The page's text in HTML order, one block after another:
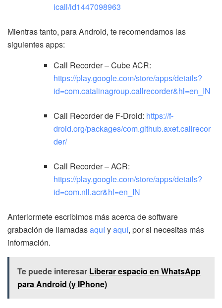
icall/id1447098963
Mientras tanto, para Android, te recomendamos las
siguientes apps:
Call Recorder – Cube ACR:
https://play.google.com/store/apps/details?
id=com.catalinagroup.callrecorder&hl=en_IN
Call Recorder de F-Droid: https://f-
droid.org/packages/com.github.axet.callrecor
der/
Call Recorder – ACR:
https://play.google.com/store/apps/details?
id=com.nll.acr&hl=en_IN
Anteriormete escribimos más acerca de software
grabación de llamadasaquíyaquí, por si necesitas más
información.
Te puede interesar Liberar espacio en WhatsApp
para Android (y IPhone)